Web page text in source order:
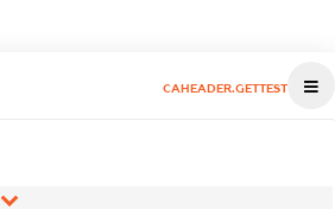
CAHEADER.GETTEST